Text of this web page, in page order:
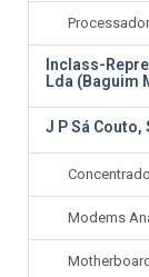
Inclass-
Lda (Baguim
J P Sá Couto,
Modems